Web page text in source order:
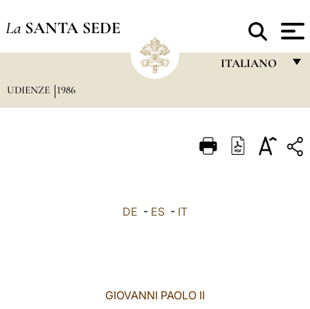
La SANTA SEDE
ITALIANO
ITALIANO
UDIENZE 1986
DE - ES - IT
GIOVANNI PAOLO II